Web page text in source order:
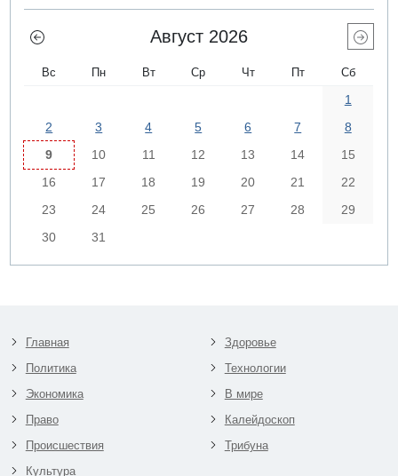
Август 2026
Вс Пн Вт Ср Чт Пт Сб
1
2
3 4 5 6 7
8
9
10 11 12 13 14
15
16
17 18 19 20 21
22
23
24 25 26 27 28
29
30
31
Главная
Политика
Экономика
Право
Происшествия
Культура
Здоровье
Технологии
В мире
Калейдоскоп
Трибуна